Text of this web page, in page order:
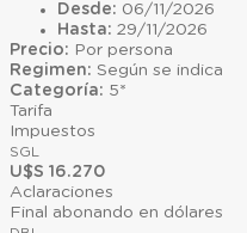
Desde: 06/11/2026
Hasta: 29/11/2026
Precio: Por persona
Regimen: Según se indica
Categoría: 5*
Tarifa
Impuestos
SGL
U$S 16.270
Aclaraciones
Final abonando en dólares